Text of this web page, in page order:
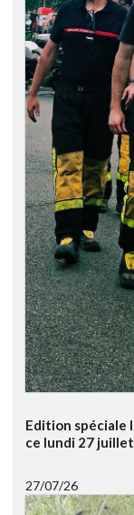
Edition spéciale
ce lundi 27
27/07/26